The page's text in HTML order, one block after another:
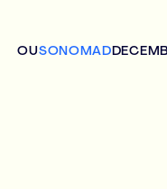
OUSONOMAD